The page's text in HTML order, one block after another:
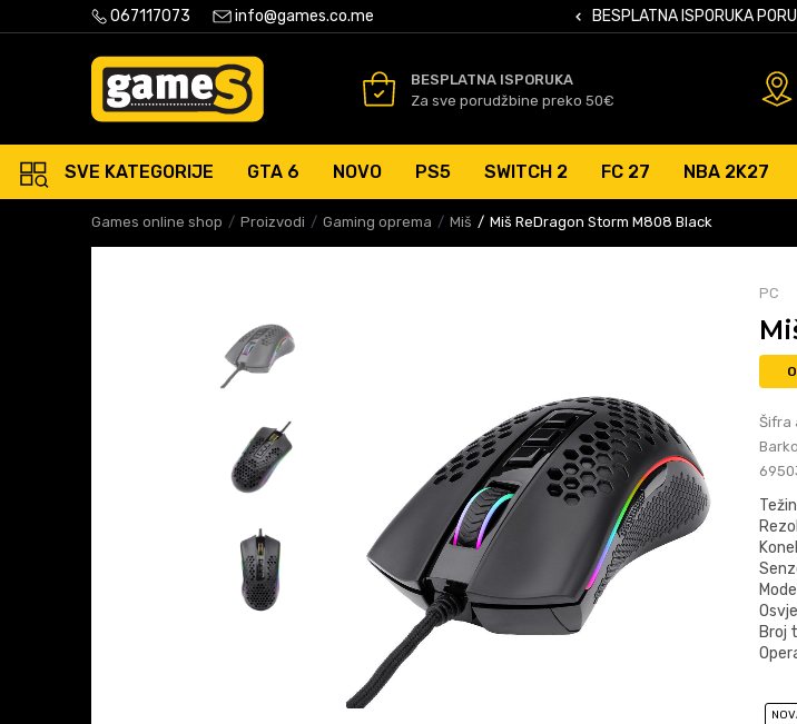
067117073 info@games.co.me
ISPORUKA PORUDŽBINA PREKO 50 EURSIGURNO PLAĆANJE PLATNIM KARTICAMA BESPLATNA ISPORUKA
BESPLATNA ISPORUKA
Za sve porudžbine preko 50€
SVE KATEGORIJE GTA 6 NOVO PS5 SWITCH 2 FC 27 NBA 2K27
Games online shop Proizvodi Gaming oprema Miš Miš ReDragon Storm M808 Black
PC
Šifra
Broj